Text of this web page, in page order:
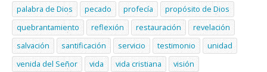
palabra de Dios
pecado profecía
propósito de Dios
quebrantamiento
reflexión restauración
revelación
salvación
santificación servicio testimonio
unidad
venida del Señor
vida vida cristiana visión